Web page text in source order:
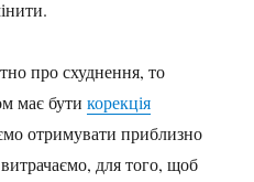
про схуднення, то
має бутикорекція
отримувати приблизно
для того, щоб